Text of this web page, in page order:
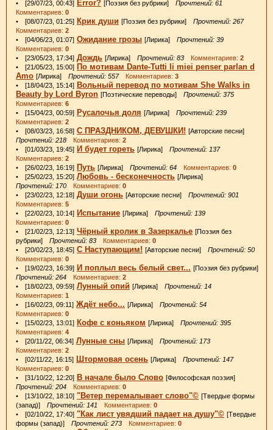
• [29/07/23, 00:43] Error? [Поэзия без рубрики] Прочтений: 61
Комментариев: 0
• [08/07/23, 01:25] Крик души [Поэзия без рубрики] Прочтений: 267
Комментариев: 2
• [04/06/23, 01:07] Ожидание грозы [Лирика] Прочтений: 39
Комментариев: 0
• [23/05/23, 17:34] Дождь [Лирика] Прочтений: 83 Комментариев: 2
• [21/05/23, 15:00] По мотивам Dante-Tutti li miei penser parlan d
Amo [Лирика] Прочтений: 557Комментариев: 3
• [18/04/23, 15:14] Вольный перевод по мотивам She Walks in
Beauty by Lord Byron [Поэтические переводы] Прочтений: 375
Комментариев: 6
• [15/04/23, 00:59] Русалочья доля [Лирика] Прочтений: 239
Комментариев: 2
• [08/03/23, 16:58] С ПРАЗДНИКОМ, ДЕВУШКИ! [Авторские песни]
Прочтений: 218 Комментариев: 2
• [01/03/23, 19:45] И будет гореть [Лирика] Прочтений: 137
Комментариев: 2
• [26/02/23, 16:19] Путь [Лирика] Прочтений: 64 Комментариев: 0
• [25/02/23, 15:20] Любовь - бесконечность [Лирика]
Прочтений: 170 Комментариев: 0
• [23/02/23, 12:18] Души огонь [Авторские песни] Прочтений: 901
Комментариев: 5
• [22/02/23, 10:14] Испытание [Лирика] Прочтений: 139
Комментариев: 0
• [21/02/23, 12:13] Чёрный кролик в Зазеркалье [Поэзия без
рубрики] Прочтений: 83 Комментариев: 0
• [20/02/23, 18:45] С Наступающим! [Авторские песни] Прочтений: 50
Комментариев: 0
• [19/02/23, 16:39] И поплыл весь белый свет... [Поэзия без рубрики]
Прочтений: 264 Комментариев: 2
• [18/02/23, 09:59] Лунный опий [Лирика] Прочтений: 14
Комментариев: 1
• [16/02/23, 09:11] Ждёт небо... [Лирика] Прочтений: 54
Комментариев: 0
• [15/02/23, 13:01] Кофе с коньяком [Лирика] Прочтений: 395
Комментариев: 4
• [20/11/22, 06:34] Лунные сны [Лирика] Прочтений: 173
Комментариев: 2
• [02/11/22, 16:15] Штормовая осень [Лирика] Прочтений: 147
Комментариев: 0
• [31/10/22, 12:20] В начале было Слово [Философская поэзия]
Прочтений: 204 Комментариев: 0
• [13/10/22, 18:10] "Ветер перемалывает слово"© [Твердые формы
(запад)] Прочтений: 141 Комментариев: 0
• [02/10/22, 17:40] "Как лист увядший падает на душу"© [Твердые
формы (запад)] Прочтений: 273 Комментариев: 0